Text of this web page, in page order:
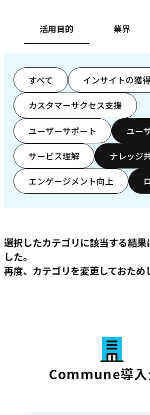
活用目的 業界
すべて インサイトの獲得
カスタマーサクセス支援
ユーザーサポート ユー
サービス理解 ナレッジ
エンゲージメント向上
選択したカテゴリに該当する結果
した。
再度、カテゴリを変更しておため
Commune導入